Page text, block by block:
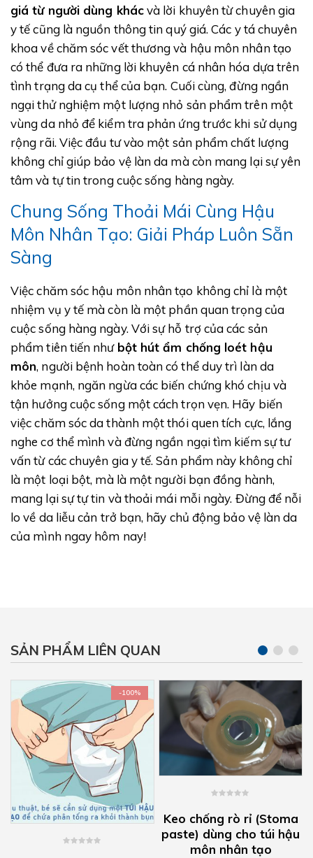
giá từ người dùng khácvà lời khuyên từ chuyên gia
y tế cũng là nguồn thông tin quý giá. Các y tá chuyên
khoa về chăm sóc vết thương và hậu môn nhân tạo
có thể đưa ra những lời khuyên cá nhân hóa dựa trên
tình trạng da cụ thể của bạn. Cuối cùng, đừng ngần
ngại thử nghiệm một lượng nhỏ sản phẩm trên một
vùng da nhỏ để kiểm tra phản ứng trước khi sử dụng
rộng rãi. Việc đầu tư vào một sản phẩm chất lượng
không chỉ giúp bảo vệ làn da mà còn mang lại sự yên
tâm và tự tin trong cuộc sống hàng ngày.
Chung Sống Thoải Mái Cùng Hậu
Môn Nhân Tạo: Giải Pháp Luôn Sẵn
Sàng
Việc chăm sóc hậu môn nhân tạo không chỉ là một
nhiệm vụ y tế mà còn là một phần quan trọng của
cuộc sống hàng ngày. Với sự hỗ trợ của các sản
phẩm tiên tiến như bột hút ẩm chống loét hậu
môn, người bệnh hoàn toàn có thể duy trì làn da
khỏe mạnh, ngăn ngừa các biến chứng khó chịu và
tận hưởng cuộc sống một cách trọn vẹn. Hãy biến
việc chăm sóc da thành một thói quen tích cực, lắng
nghe cơ thể mình và đừng ngần ngại tìm kiếm sự tư
vấn từ các chuyên gia y tế. Sản phẩm này không chỉ
là một loại bột, mà là một người bạn đồng hành,
mang lại sự tự tin và thoải mái mỗi ngày. Đừng để nỗi
lo về da liễu cản trở bạn, hãy chủ động bảo vệ làn da
của mình ngay hôm nay!
SẢN PHẨM LIÊN QUAN
-100%
of
5
Keo chống rò rỉ (Stoma
paste) dùng cho túi hậu
môn nhân tạo